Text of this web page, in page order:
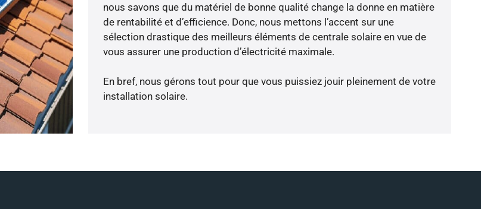
nous savons que du matériel de bonne qualité change la donne en matière
de rentabilité et d’efficience. Donc, nous mettons l’accent sur une
sélection drastique des meilleurs éléments de centrale solaire en vue de
vous assurer une production d’électricité maximale.
En bref, nous gérons tout pour que vous puissiez jouir pleinement de votre
installation solaire.